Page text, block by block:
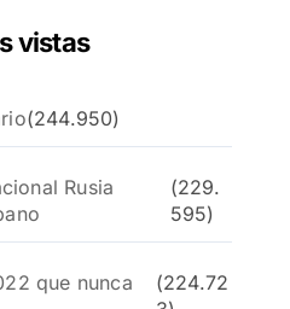
vistas
(244.950)
Rusia
(229.
595)
que nunca
(224.72